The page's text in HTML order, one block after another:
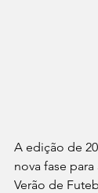
A edição de
nova fase
Verão de